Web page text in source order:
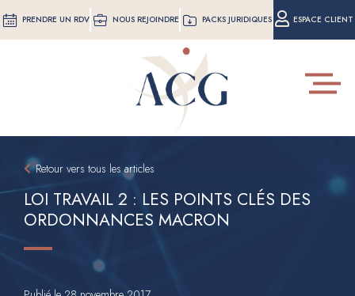
Aller
au
PRENDRE UN RDV NOUS REJOINDRE PACKS JURIDIQUES ESPACE CLIENT
Toggle
Retour vers tous les articles
LOI TRAVAIL 2 : LES POINTS CLÉS DES
ORDONNANCES MACRON